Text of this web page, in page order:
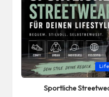
Posted
in
Sportliche